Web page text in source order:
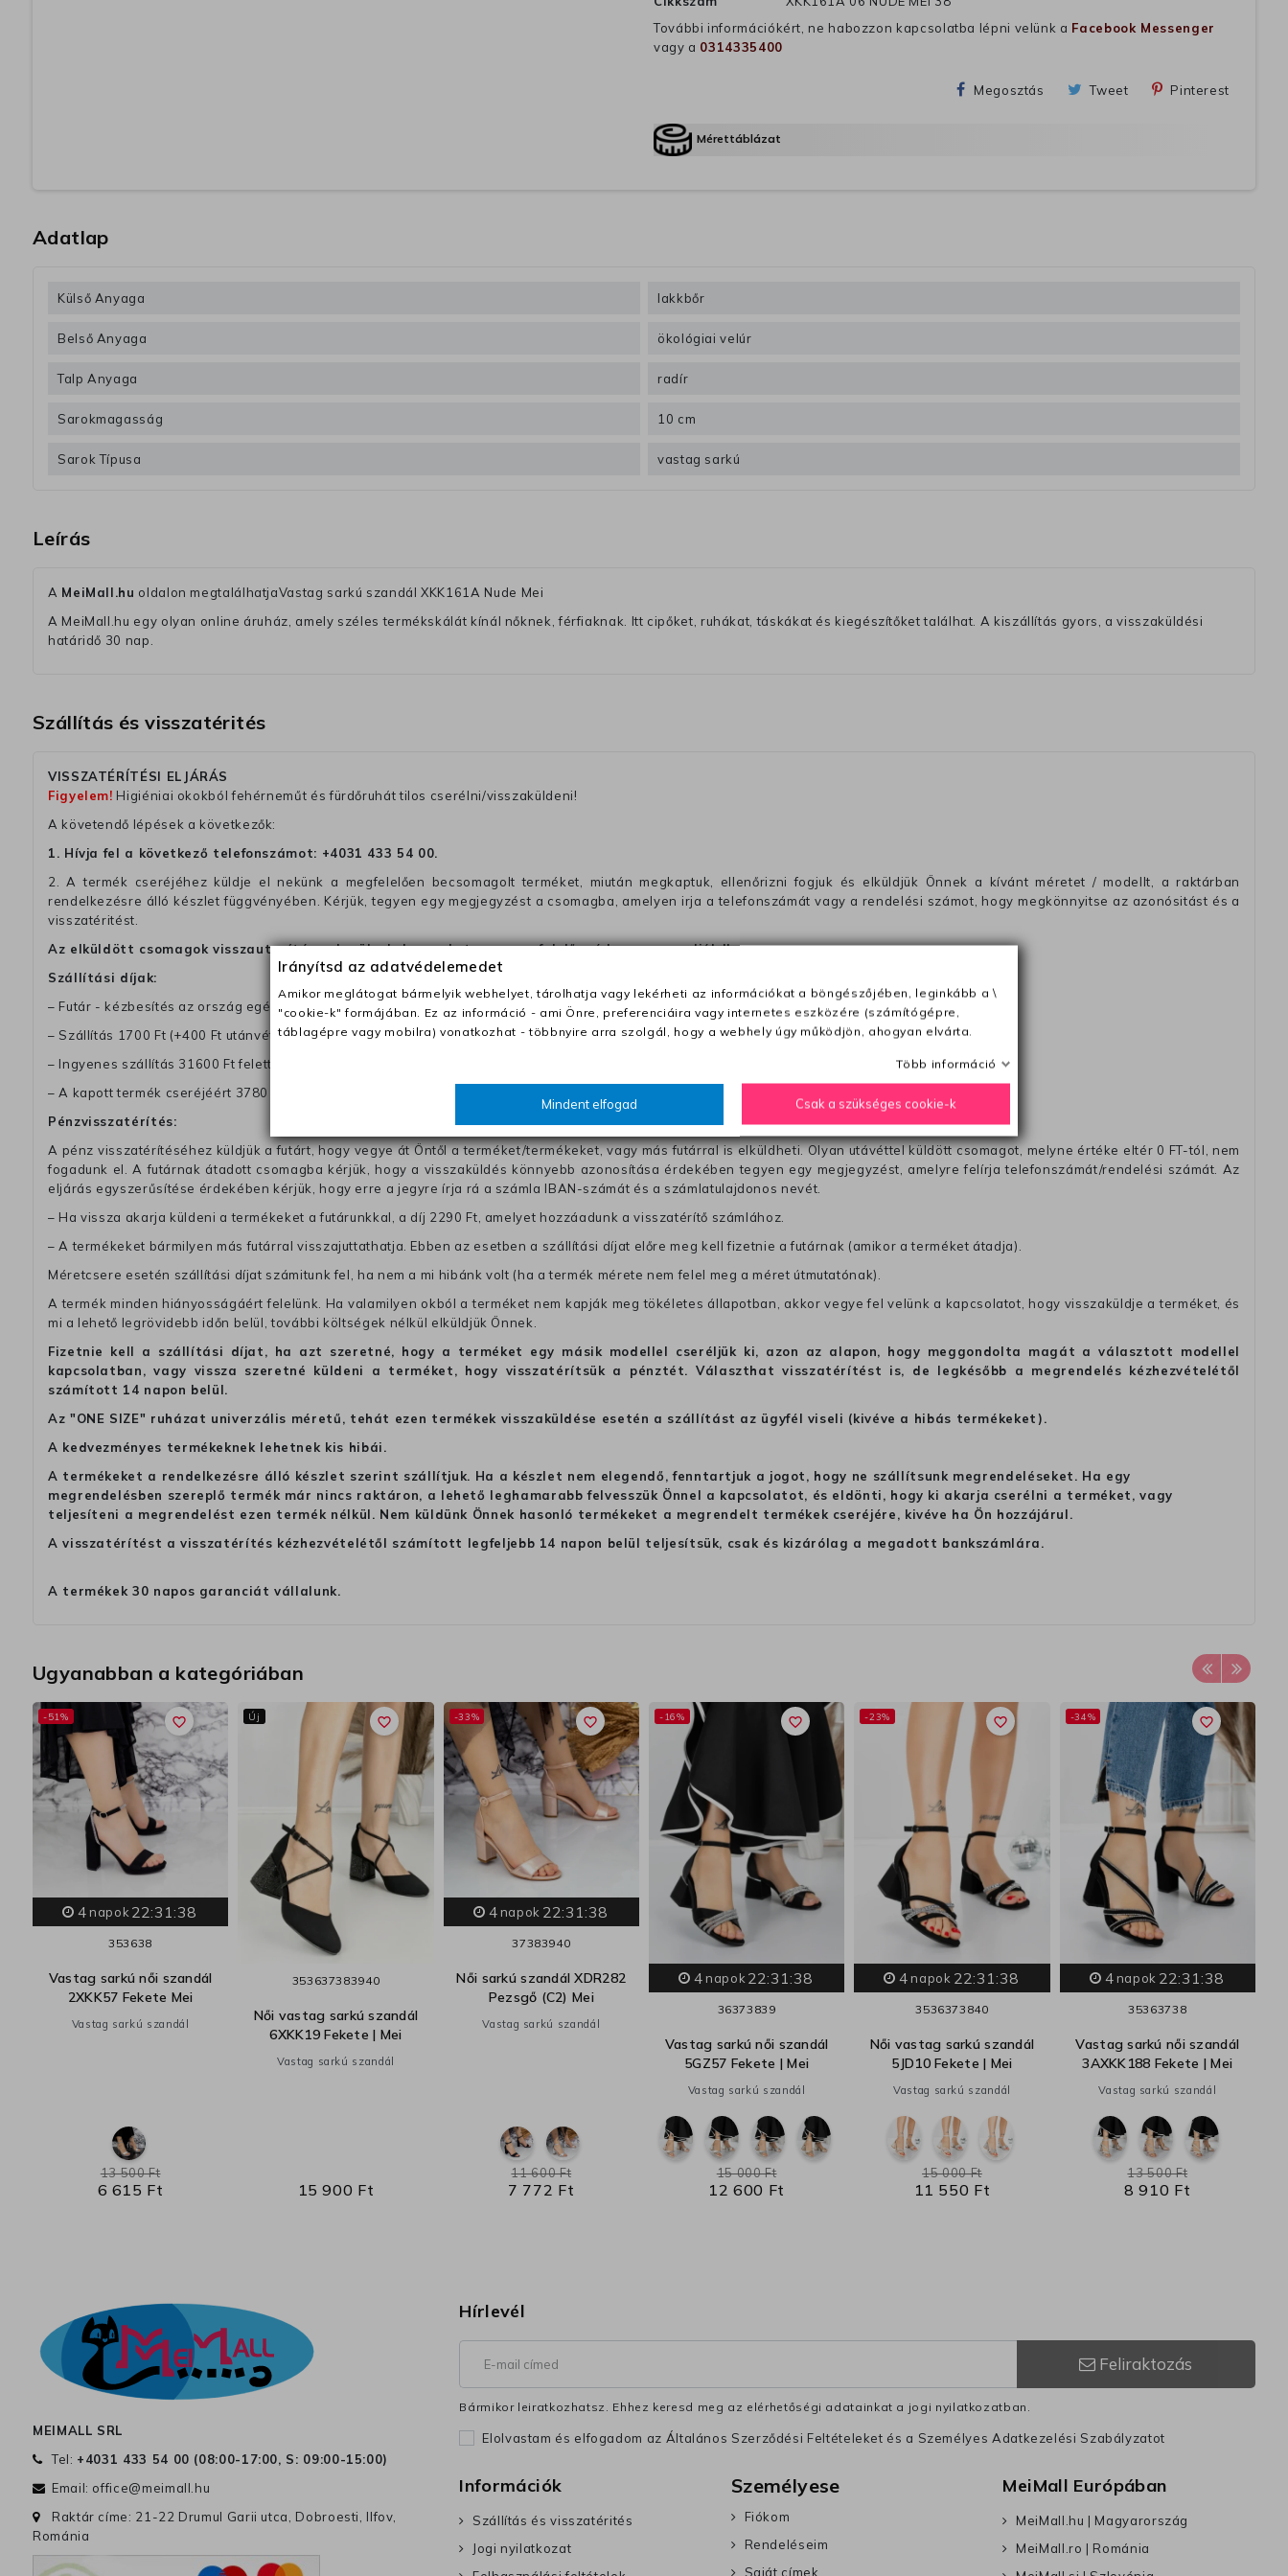
További információkért, ne habozzon kapcsolatba lépni velünk a Facebook Messenger
vagy a 0314335400
Megosztás Tweet Pinterest
Mérettáblázat
Adatlap
Külső Anyaga lakkbőr
Belső Anyaga ökológiai velúr
Talp Anyaga radír
Sarokmagasság 10 cm
Sarok Típusa vastag sarkú
Leírás
A MeiMall.hu oldalon megtalálhatjaVastag sarkú szandál XKK161A Nude Mei
A MeiMall.hu egy olyan online áruház, amely széles termékskálát kínál nőknek, férfiaknak. Itt cipőket, ruhákat, táskákat és kiegészítőket találhat. A kiszállítás gyors, a visszaküldési
határidő 30 nap.
Szállítás és visszatérités
VISSZATÉRÍTÉSI ELJÁRÁS
Figyelem! Higiéniai okokból fehérneműt és fürdőruhát tilos cserélni/visszaküldeni!
A követendő lépések a következők:
1. Hívja fel a következő telefonszámot: +4031 433 54 00.
2. A termék cseréjéhez küldje el nekünk a megfelelően becsomagolt terméket, miután megkaptuk, ellenőrizni fogjuk és elküldjük Önnek a kívánt méretet / modellt, a raktárban
rendelkezésre álló készlet függvényében. Kérjük, tegyen egy megjegyzést a csomagba, amelyen irja a telefonszámát vagy a rendelési számot, hogy megkönnyitse az azonósitást és a
visszatéritést.
Az elküldött csomagok visszautasításra kerülnek, ha ezeket nem megfelelő módon csomagolják !!
Szállítási díjak:
– Futár - kézbesítés az ország egész területén, 2-3 munkanapon belül a megrendelés e-mailben / sms-ben történő megerősítésétől számítva
– Szállítás 1700 Ft (+400 Ft utánvéttel)
– Ingyenes szállítás 31600 Ft feletti megrendeléseknél (+400 Ft utánvétte)
– A kapott termék cseréjéért 3780 Ft szállítási díjat számolunk fel (oda -vissza út)
Pénzvisszatérítés:
A pénz visszatérítéséhez küldjük a futárt, hogy vegye át Öntől a terméket/termékeket, vagy más futárral is elküldheti. Olyan utávéttel küldött csomagot, melyne értéke eltér 0 FT-tól, nem
fogadunk el. A futárnak átadott csomagba kérjük, hogy a visszaküldés könnyebb azonosítása érdekében tegyen egy megjegyzést, amelyre felírja telefonszámát/rendelési számát. Az
eljárás egyszerűsítése érdekében kérjük, hogy erre a jegyre írja rá a számla IBAN-számát és a számlatulajdonos nevét.
– Ha vissza akarja küldeni a termékeket a futárunkkal, a díj 2290 Ft, amelyet hozzáadunk a visszatérítő számlához.
– A termékeket bármilyen más futárral visszajuttathatja. Ebben az esetben a szállítási díjat előre meg kell fizetnie a futárnak (amikor a terméket átadja).
Méretcsere esetén szállítási díjat számitunk fel, ha nem a mi hibánk volt (ha a termék mérete nem felel meg a méret útmutatónak).
A termék minden hiányosságáért felelünk. Ha valamilyen okból a terméket nem kapják meg tökéletes állapotban, akkor vegye fel velünk a kapcsolatot, hogy visszaküldje a terméket, és
mi a lehető legrövidebb időn belül, további költségek nélkül elküldjük Önnek.
Fizetnie kell a szállítási díjat, ha azt szeretné, hogy a terméket egy másik modellel cseréljük ki, azon az alapon, hogy meggondolta magát a választott modellel
kapcsolatban, vagy vissza szeretné küldeni a terméket, hogy visszatérítsük a pénztét. Választhat visszatérítést is, de legkésőbb a megrendelés kézhezvételétől
számított 14 napon belül.
Az "ONE SIZE" ruházat univerzális méretű, tehát ezen termékek visszaküldése esetén a szállítást az ügyfél viseli (kivéve a hibás termékeket).
A kedvezményes termékeknek lehetnek kis hibái.
A termékeket a rendelkezésre álló készlet szerint szállítjuk. Ha a készlet nem elegendő, fenntartjuk a jogot, hogy ne szállítsunk megrendeléseket. Ha egy
megrendelésben szereplő termék már nincs raktáron, a lehető leghamarabb felvesszük Önnel a kapcsolatot, és eldönti, hogy ki akarja cserélni a terméket, vagy
teljesíteni a megrendelést ezen termék nélkül. Nem küldünk Önnek hasonló termékeket a megrendelt termékek cseréjére, kivéve ha Ön hozzájárul.
A visszatérítést a visszatérítés kézhezvételétől számított legfeljebb 14 napon belül teljesítsük, csak és kizárólag a megadott bankszámlára.
A termékek 30 napos garanciát vállalunk.
Ugyanabban a kategóriában
favorite_border
-51%
4napok22:31:37
353638
Vastag sarkú női szandál
2XKK57 Fekete Mei
Vastag sarkú szandál
6 615 Ft
13 500 Ft
favorite_border
Új
353637383940
Női vastag sarkú szandál
6XKK19 Fekete | Mei
Vastag sarkú szandál
15 900 Ft
favorite_border
-33%
4napok 22:31:37
37383940
Női sarkú szandál XDR282
Pezsgő (C2) Mei
Vastag sarkú szandál
7 772 Ft
11 600 Ft
favorite_border
-16%
4napok 22:31:37
36373839
Vastag sarkú női szandál
5GZ57 Fekete | Mei
Vastag sarkú szandál
12 600 Ft
15 000 Ft
favorite_border
-23%
4 napok 22:31:37
3536373840
Női vastag sarkú szandál
5JD10 Fekete | Mei
Vastag sarkú szandál
11 550 Ft
15 000 Ft
favorite_border
-34%
4napok 22:31:37
35363738
Vastag sarkú női szandál
3AXKK188 Fekete | Mei
Vastag sarkú szandál
8 910 Ft
13 500 Ft
MEIMALL SRL
Tel: +4031 433 54 00 (08:00-17:00, S: 09:00-15:00)
Email: office@meimall.hu
Raktár címe: 21-22 Drumul Garii utca, Dobroesti, Ilfov,
Románia
Hírlevél
Feliraktozás
Bármikor leiratkozhatsz. Ehhez keresd meg az elérhetőségi adatainkat a jogi nyilatkozatban.
Elolvastam és elfogadom az Általános Szerződési Feltételeket és a Személyes Adatkezelési Szabályzatot
Információk
Szállítás és visszatérités
Jogi nyilatkozat
Személyese
Fiókom
Rendeléseim
Saját címek
MeiMall Európában
MeiMall.hu | Magyarország
MeiMall.ro | Románia
Irányítsd az adatvédelemedet
Amikor meglátogat bármelyik webhelyet, tárolhatja vagy lekérheti az információkat a böngészőjében, leginkább a \
"cookie-k" formájában. Ez az információ - ami Önre, preferenciáira vagy internetes eszközére (számítógépre,
táblagépre vagy mobilra) vonatkozhat - többnyire arra szolgál, hogy a webhely úgy működjön, ahogyan elvárta.
Több információ
Mindent elfogad Csak a szükséges cookie-k